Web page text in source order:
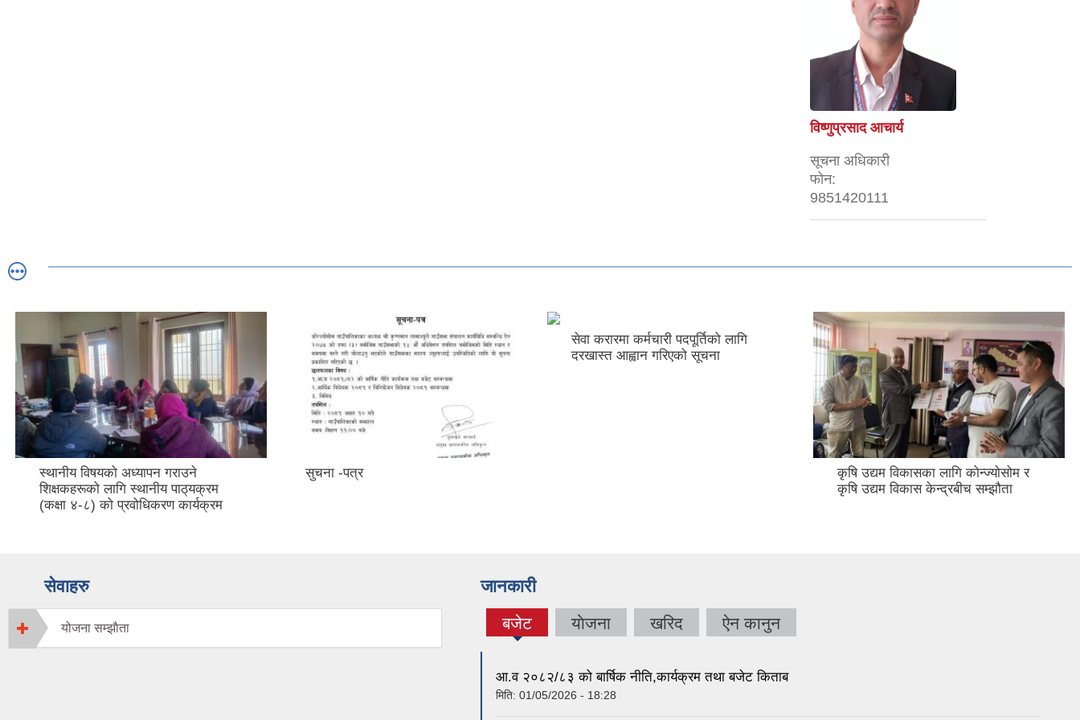
विष्णुप्रसाद आचार्य
सूचना अधिकारी
फोन:
9851420111
स्थानीय विषयको अध्यापन गराउने
शिक्षकहरूको लागि स्थानीय पाठ्‌यक्रम
(कक्षा ४-८) को प्रवोधिकरण कार्यक्रम
सुचना -पत्र
सेवा करारमा कर्मचारी पदपूर्तिको लागि
दरखास्त आह्वान गरिएको सूचना
कृषि उद्यम विकासका लागि कोन्ज्योसोम र
कृषि उद्यम विकास केन्द्रबीच सम्झौता
सेवाहरु
योजना सम्झाैता
जानकारी
बजेट
(active
याेजना खरिद ऐन कानुन
आ.व २०८२/८३ को बार्षिक नीति,कार्यक्रम तथा बजेट किताब
मिति: 01/05/2026 - 18:28